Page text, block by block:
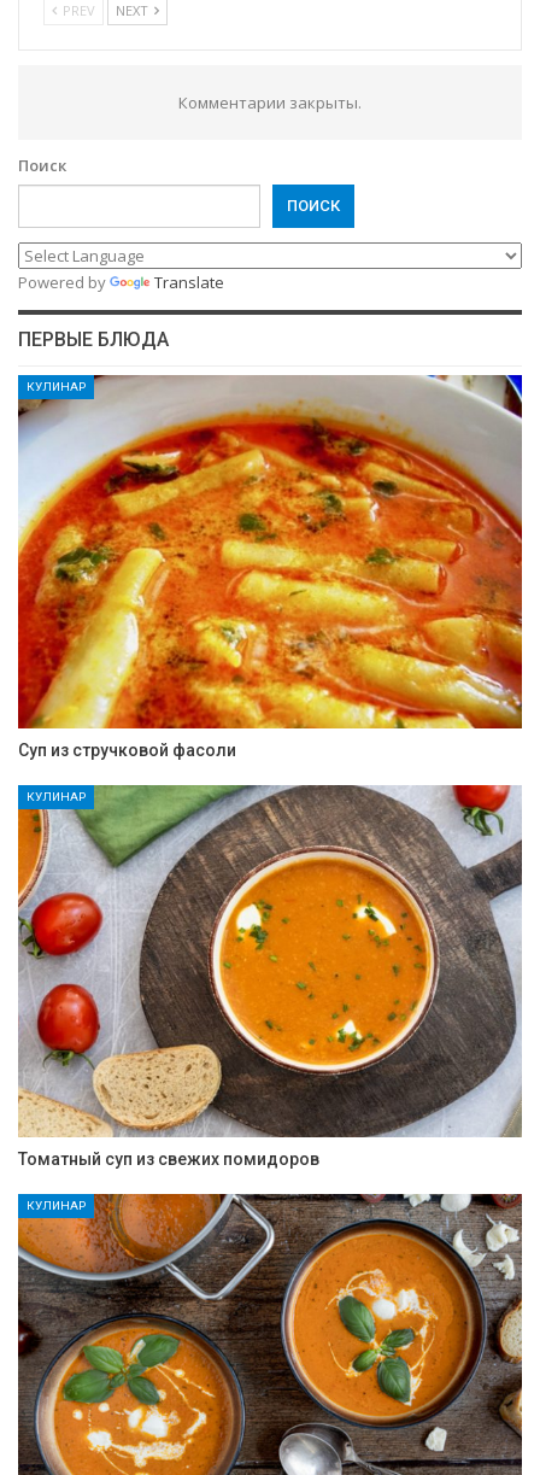
PREV NEXT
Комментарии закрыты.
Поиск
ПОИСК
Powered by Translate
ПЕРВЫЕ БЛЮДА
КУЛИНАР
Суп из стручковой фасоли
КУЛИНАР
Томатный суп из свежих помидоров
КУЛИНАР